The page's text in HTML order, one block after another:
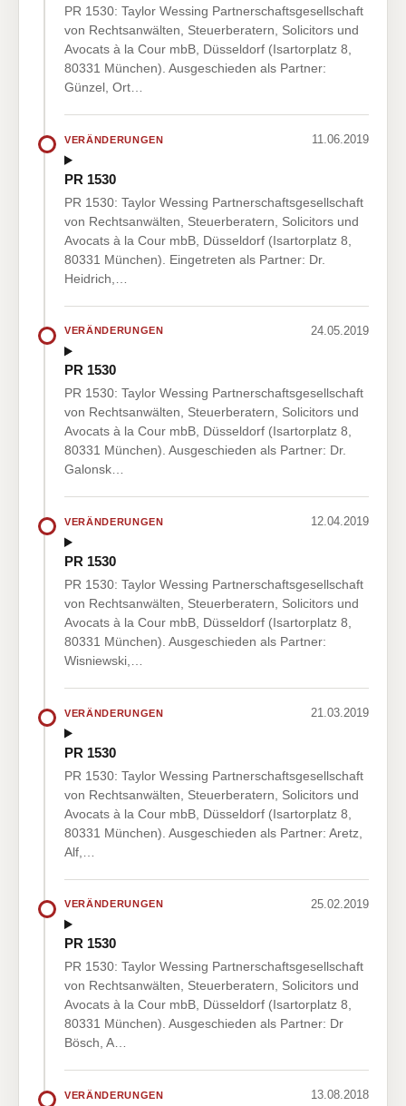
PR 1530: Taylor Wessing Partnerschaftsgesellschaft
von Rechtsanwälten, Steuerberatern, Solicitors und
Avocats à la Cour mbB, Düsseldorf (Isartorplatz 8,
80331 München). Ausgeschieden als Partner:
Günzel, Ort…
VERÄNDERUNGEN 11.06.2019
PR 1530
PR 1530: Taylor Wessing Partnerschaftsgesellschaft
von Rechtsanwälten, Steuerberatern, Solicitors und
Avocats à la Cour mbB, Düsseldorf (Isartorplatz 8,
80331 München). Eingetreten als Partner: Dr.
Heidrich,…
VERÄNDERUNGEN 24.05.2019
PR 1530
PR 1530: Taylor Wessing Partnerschaftsgesellschaft
von Rechtsanwälten, Steuerberatern, Solicitors und
Avocats à la Cour mbB, Düsseldorf (Isartorplatz 8,
80331 München). Ausgeschieden als Partner: Dr.
Galonsk…
VERÄNDERUNGEN 12.04.2019
PR 1530
PR 1530: Taylor Wessing Partnerschaftsgesellschaft
von Rechtsanwälten, Steuerberatern, Solicitors und
Avocats à la Cour mbB, Düsseldorf (Isartorplatz 8,
80331 München). Ausgeschieden als Partner:
Wisniewski,…
VERÄNDERUNGEN 21.03.2019
PR 1530
PR 1530: Taylor Wessing Partnerschaftsgesellschaft
von Rechtsanwälten, Steuerberatern, Solicitors und
Avocats à la Cour mbB, Düsseldorf (Isartorplatz 8,
80331 München). Ausgeschieden als Partner: Aretz,
Alf,…
VERÄNDERUNGEN 25.02.2019
PR 1530
PR 1530: Taylor Wessing Partnerschaftsgesellschaft
von Rechtsanwälten, Steuerberatern, Solicitors und
Avocats à la Cour mbB, Düsseldorf (Isartorplatz 8,
80331 München). Ausgeschieden als Partner: Dr
Bösch, A…
VERÄNDERUNGEN 13.08.2018